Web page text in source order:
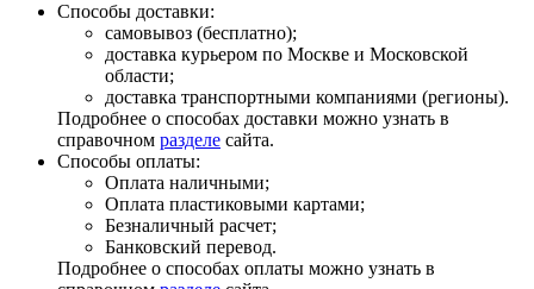
Способы доставки:
самовывоз (бесплатно);
доставка курьером по Москве и Московской
области;
доставка транспортными компаниями (регионы).
Подробнее о способах доставки можно узнать в
справочном разделе сайта.
Способы оплаты:
Оплата наличными;
Оплата пластиковыми картами;
Безналичный расчет;
Банковский перевод.
Подробнее о способах оплаты можно узнать в